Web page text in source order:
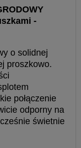
-
o solidnej
proszkowo.
połączenie
odporny na
świetnie